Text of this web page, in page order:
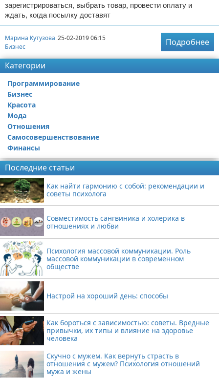
зарегистрироваться, выбрать товар, провести оплату и
ждать, когда посылку доставят
Марина Кутузова 25-02-2019 06:15
Бизнес
Подробнее
Категории
Программирование
Бизнес
Красота
Мода
Отношения
Самосовершенствование
Финансы
Последние статьи
Как найти гармонию с собой: рекомендации и
советы психолога
Совместимость сангвиника и холерика в
отношениях и любви
Психология массовой коммуникации. Роль
массовой коммуникации в современном
обществе
Настрой на хороший день: способы
Как бороться с зависимостью: советы. Вредные
привычки, их типы и влияние на здоровье
человека
Скучно с мужем. Как вернуть страсть в
отношения с мужем? Психология отношений
мужа и жены